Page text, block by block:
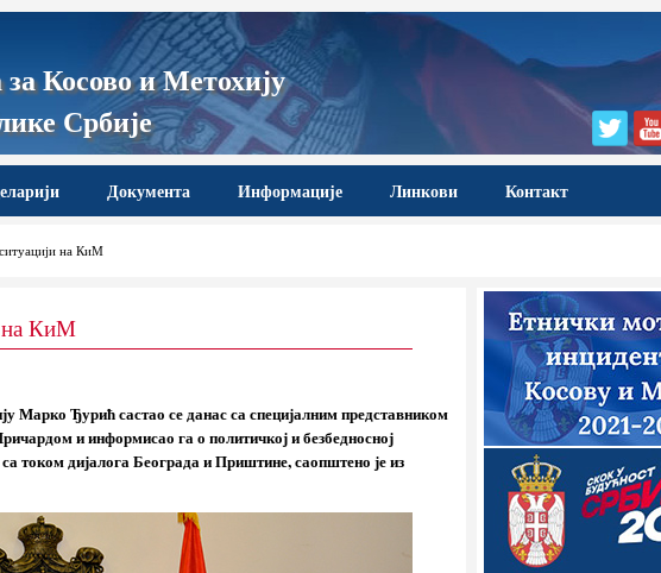
Косово и Метохију
Србије
Документа Информације Линкови Контакт
на КиМ
на КиМ
Марко Ђурић састао се данас са специјалним представником
и информисао га о политичкој и безбедносној
током дијалога Београда и Приштине, саопштено је из